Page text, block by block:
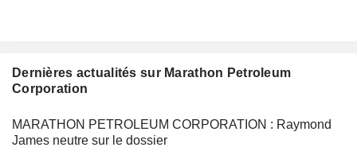
Dernières actualités sur Marathon Petroleum
Corporation
MARATHON PETROLEUM CORPORATION : Raymond
James neutre sur le dossier